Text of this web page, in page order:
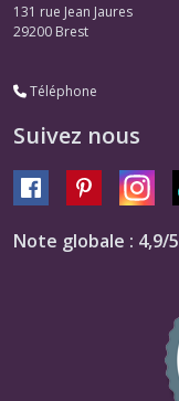
131 rue Jean Jaures
29200 Brest
Téléphone
Suivez nous
Note globale : 4,9/5